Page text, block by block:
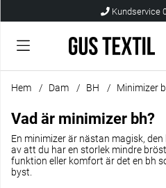
Kundservice
Hem Dam BH Minimizer
Vad är minimizer bh?
En minimizer är nästan magisk,
av att du har en storlek mindre
funktion eller komfort är det en bh
byst.